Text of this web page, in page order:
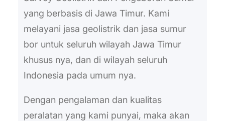
yang berbasis di Jawa Timur. Kami
melayani jasa geolistrik dan jasa sumur
bor untuk seluruh wilayah Jawa Timur
khusus nya, dan di wilayah seluruh
Indonesia pada umum nya.
Dengan pengalaman dan kualitas
peralatan yang kami punyai, maka akan